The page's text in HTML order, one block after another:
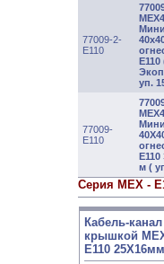
77009-2-
E110
уп.
77009-
E110
м (
Серия MEX -
Кабель-
крышкой
E110